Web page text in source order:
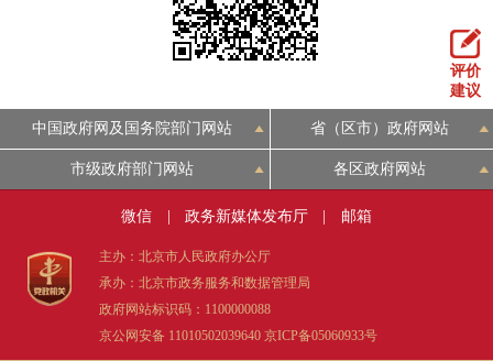
评价
建议
中国政府网及国务院部门网站 省（区市）政府网站
市级政府部门网站 各区政府网站
微信 政务新媒体发布厅 邮箱
主办：北京市人民政府办公厅
承办：北京市政务服务和数据管理局
政府网站标识码：1100000088
京公网安备 11010502039640 京ICP备05060933号